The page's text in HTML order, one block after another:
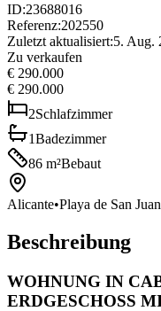
ID:23688016
Referenz:202550
Zuletzt aktualisiert:5. Aug.
Zu verkaufen
€ 290.000
€ 290.000
2Schlafzimmer
1Badezimmer
86 m²Bebaut
Alicante•Playa de San Juan
Beschreibung
WOHNUNG IN
ERDGESCHOSS